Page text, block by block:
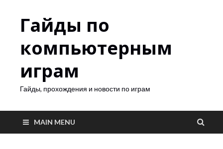
Гайды по
компьютерным
играм
Гайды, прохождения и новости по играм
MAIN MENU